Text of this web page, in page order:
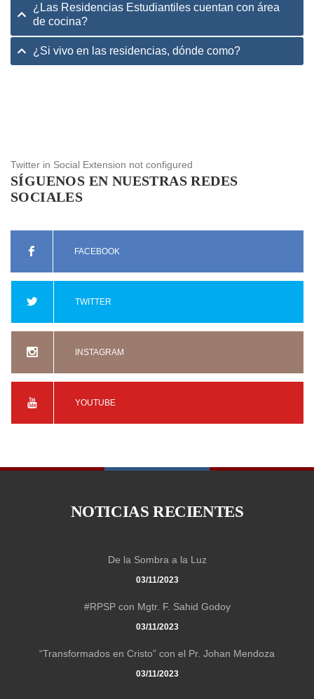
¿Las Residencias Estudiantiles cuentan con área
de cocina?
¿Si vivo en las residencias, dónde como?
Twitter in Social Extension not configured
SÍGUENOS EN NUESTRAS REDES
SOCIALES
FACEBOOK
TWITTER
INSTAGRAM
YOUTUBE
NOTICIAS RECIENTES
De la Sombra a la Luz
03/11/2023
#RPSP con Mgtr. F. Sahid Godoy
03/11/2023
“Transformados en Cristo” con el Pr. Johan Mendoza
03/11/2023